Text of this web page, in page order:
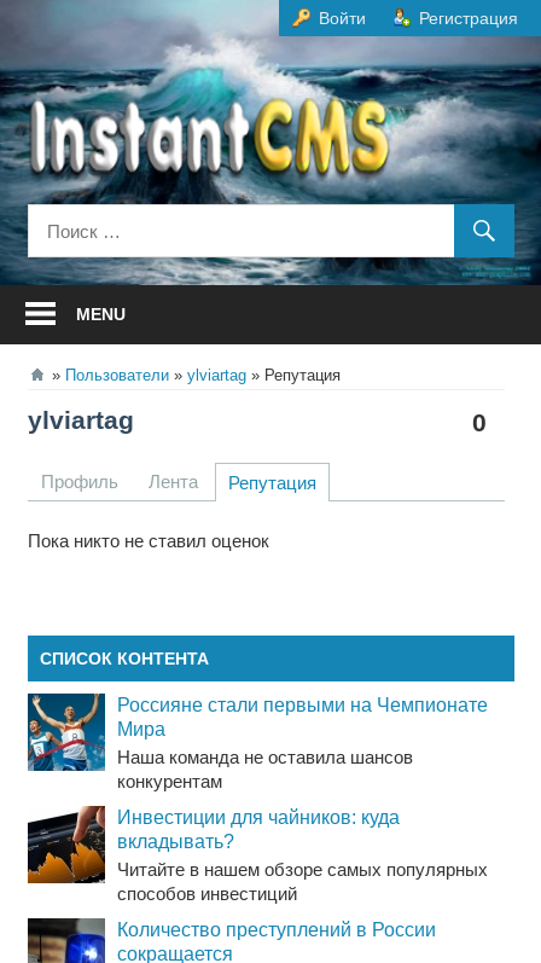
содержанию
Войти Регистрация
MENU
Пользователи ylviartag Репутация
0
ylviartag
Профиль Лента Репутация
Пока никто не ставил оценок
СПИСОК КОНТЕНТА
Россияне стали первыми на Чемпионате
Мира
Наша команда не оставила шансов
конкурентам
Инвестиции для чайников: куда
вкладывать?
Читайте в нашем обзоре самых популярных
способов инвестиций
Количество преступлений в России
сокращается